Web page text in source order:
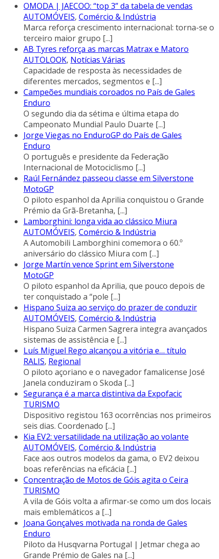
OMODA | JAECOO: “top 3” da tabela de vendas
AUTOMÓVEIS, Comércio & Indústria
Marca reforça crescimento internacional: torna-se o
terceiro maior grupo [...]
AB Tyres reforça as marcas Matrax e Matoro
AUTOLOOK, Notícias Várias
Capacidade de resposta às necessidades de
diferentes mercados, segmentos e [...]
Campeões mundiais coroados no País de Gales
Enduro
O segundo dia da sétima e última etapa do
Campeonato Mundial Paulo Duarte [...]
Jorge Viegas no EnduroGP do País de Gales
Enduro
O português e presidente da Federação
Internacional de Motociclismo [...]
Raúl Fernández passeou classe em Silverstone
MotoGP
O piloto espanhol da Aprilia conquistou o Grande
Prémio da Grã-Bretanha, [...]
Lamborghini: longa vida ao clássico Miura
AUTOMÓVEIS, Comércio & Indústria
A Automobili Lamborghini comemora o 60.º
aniversário do clássico Miura com [...]
Jorge Martín vence Sprint em Silverstone
MotoGP
O piloto espanhol da Aprilia, que pouco depois de
ter conquistado a “pole [...]
Hispano Suiza ao serviço do prazer de conduzir
AUTOMÓVEIS, Comércio & Indústria
Hispano Suiza Carmen Sagrera integra avançados
sistemas de assistência e [...]
Luís Miguel Rego alcançou a vitória e… título
RALIS, Regional
O piloto açoriano e o navegador famalicense José
Janela conduziram o Skoda [...]
Segurança é a marca distintiva da Expofacic
TURISMO
Dispositivo registou 163 ocorrências nos primeiros
seis dias. Coordenado [...]
Kia EV2: versatilidade na utilização ao volante
AUTOMÓVEIS, Comércio & Indústria
Face aos outros modelos da gama, o EV2 deixou
boas referências na eficácia [...]
Concentração de Motos de Góis agita o Ceira
TURISMO
A vila de Góis volta a afirmar-se como um dos locais
mais emblemáticos a [...]
Joana Gonçalves motivada na ronda de Gales
Enduro
Piloto da Husqvarna Portugal | Jetmar chega ao
Grande Prémio de Gales na [...]